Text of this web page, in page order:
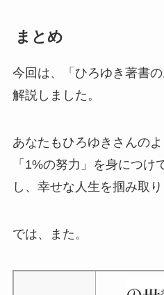
まとめ
今回は、「ひろゆき著書
解説しました。
あなたもひろゆきさんの
「1%の努力」を身につけ
し、幸せな人生を掴み取り
では、また。